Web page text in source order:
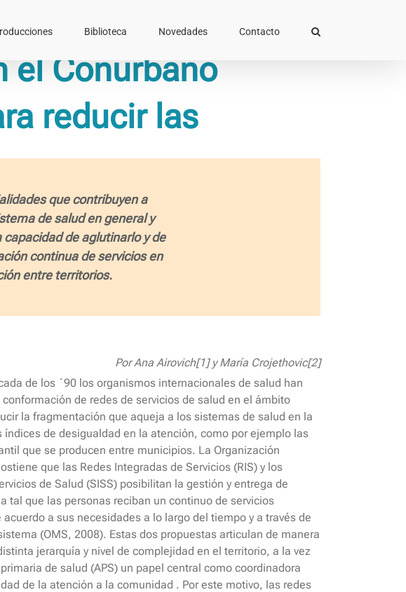
Biblioteca Novedades Contacto
el Conurbano
reducir las
que contribuyen a
de salud en general y
de aglutinarlo y de
continua de servicios en
entre territorios.
Por Ana Airovich[1] y María Crojethovic[2]
de los ´90 los organismos internacionales de salud han
de redes de servicios de salud en el ámbito
la fragmentación que aqueja a los sistemas de salud en la
índices de desigualdad en la atención, como por ejemplo las
que se producen entre municipios. La Organización
que las Redes Integradas de Servicios (RIS) y los
de Salud (SISS) posibilitan la gestión y entrega de
tal que las personas reciban un continuo de servicios
acuerdo a sus necesidades a lo largo del tiempo y a través de
(OMS, 2008). Estas dos propuestas articulan de manera
jerarquía y nivel de complejidad en el territorio, a la vez
de salud (APS) un papel central como coordinadora
de la atención a la comunidad . Por este motivo, las redes